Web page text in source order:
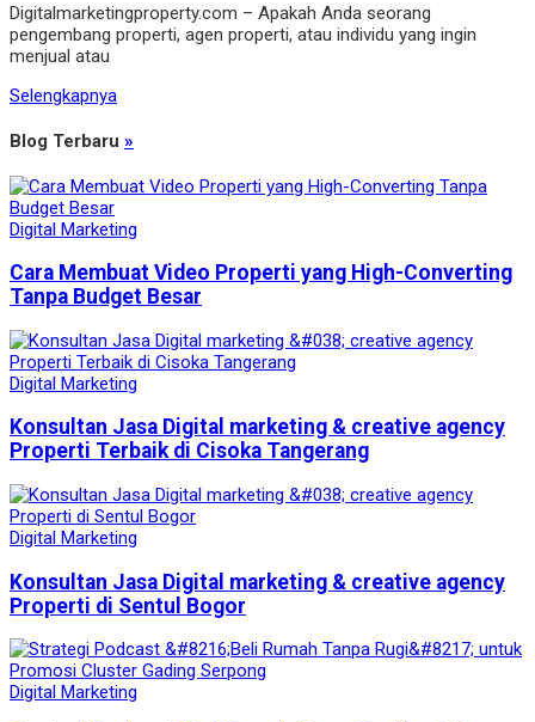
Digitalmarketingproperty.com – Apakah Anda seorang
pengembang properti, agen properti, atau individu yang ingin
menjual atau
Selengkapnya
Blog Terbaru »
Digital Marketing
Cara Membuat Video Properti yang High-Converting
Tanpa Budget Besar
Digital Marketing
Konsultan Jasa Digital marketing & creative agency
Properti Terbaik di Cisoka Tangerang
Digital Marketing
Konsultan Jasa Digital marketing & creative agency
Properti di Sentul Bogor
Digital Marketing